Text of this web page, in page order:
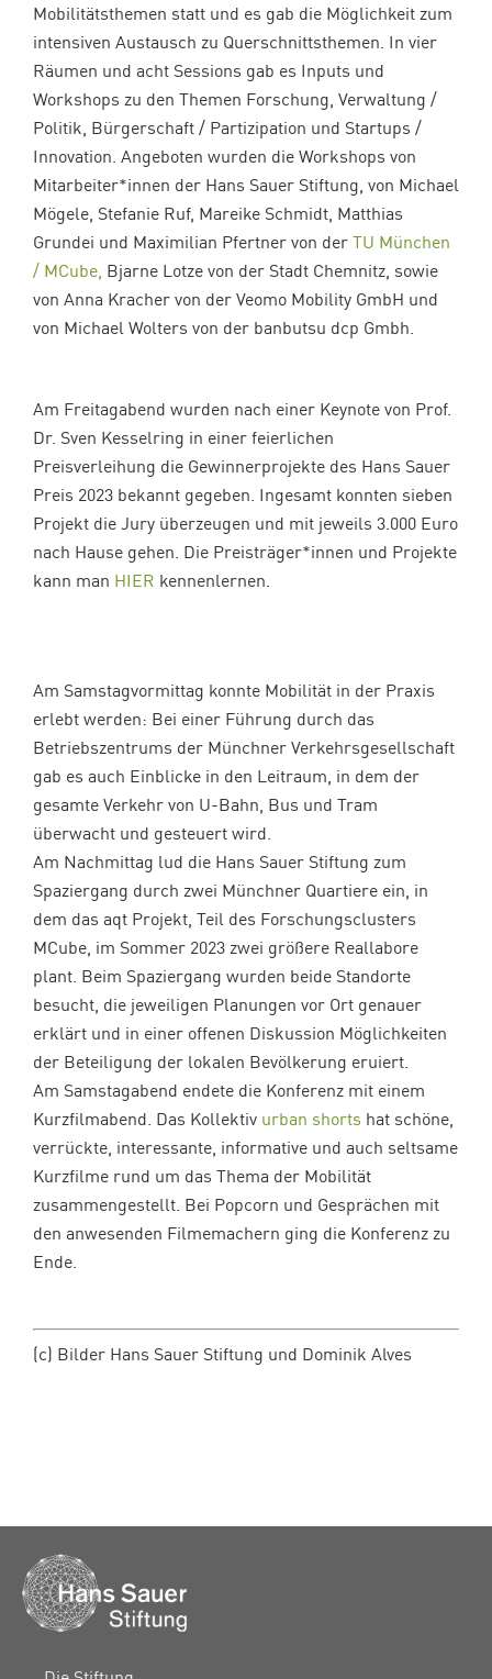
Mobilitätsthemen statt und es gab die Möglichkeit zum
intensiven Austausch zu Querschnittsthemen. In vier
Räumen und acht Sessions gab es Inputs und
Workshops zu den Themen Forschung, Verwaltung /
Politik, Bürgerschaft / Partizipation und Startups /
Innovation. Angeboten wurden die Workshops von
Mitarbeiter*innen der Hans Sauer Stiftung, von Michael
Mögele, Stefanie Ruf, Mareike Schmidt, Matthias
Grundei und Maximilian Pfertner von der TU München
/ MCube, Bjarne Lotze von der Stadt Chemnitz, sowie
von Anna Kracher von der Veomo Mobility GmbH und
von Michael Wolters von der banbutsu dcp Gmbh.
Am Freitagabend wurden nach einer Keynote von Prof.
Dr. Sven Kesselring in einer feierlichen
Preisverleihung die Gewinnerprojekte des Hans Sauer
Preis 2023 bekannt gegeben. Ingesamt konnten sieben
Projekt die Jury überzeugen und mit jeweils 3.000 Euro
nach Hause gehen. Die Preisträger*innen und Projekte
kann man HIER kennenlernen.
Am Samstagvormittag konnte Mobilität in der Praxis
erlebt werden: Bei einer Führung durch das
Betriebszentrums der Münchner Verkehrsgesellschaft
gab es auch Einblicke in den Leitraum, in dem der
gesamte Verkehr von U-Bahn, Bus und Tram
überwacht und gesteuert wird.
Am Nachmittag lud die Hans Sauer Stiftung zum
Spaziergang durch zwei Münchner Quartiere ein, in
dem das aqt Projekt, Teil des Forschungsclusters
MCube, im Sommer 2023 zwei größere Reallabore
plant. Beim Spaziergang wurden beide Standorte
besucht, die jeweiligen Planungen vor Ort genauer
erklärt und in einer offenen Diskussion Möglichkeiten
der Beteiligung der lokalen Bevölkerung eruiert.
Am Samstagabend endete die Konferenz mit einem
Kurzfilmabend. Das Kollektiv urban shorts hat schöne,
verrückte, interessante, informative und auch seltsame
Kurzfilme rund um das Thema der Mobilität
zusammengestellt. Bei Popcorn und Gesprächen mit
den anwesenden Filmemachern ging die Konferenz zu
Ende.
(c) Bilder Hans Sauer Stiftung und Dominik Alves